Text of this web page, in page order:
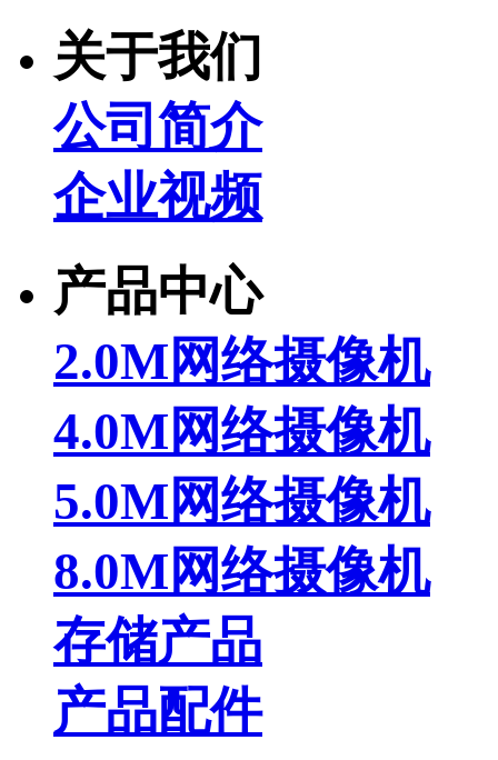
关于我们
公司简介
企业视频
产品中心
2.0M网络摄像机
4.0M网络摄像机
5.0M网络摄像机
8.0M网络摄像机
存储产品
产品配件